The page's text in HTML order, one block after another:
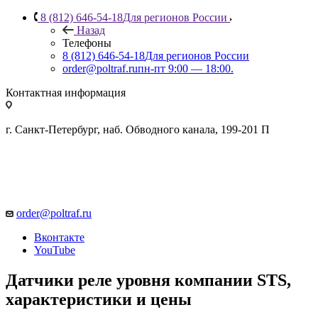
8 (812) 646-54-18Для регионов России
Назад
Телефоны
8 (812) 646-54-18Для регионов России
order@poltraf.ruпн-пт 9:00 — 18:00.
Контактная информация
г. Санкт-Петербург, наб. Обводного канала, 199-201 П
order@poltraf.ru
Вконтакте
YouTube
Датчики реле уровня компании STS,
характеристики и цены